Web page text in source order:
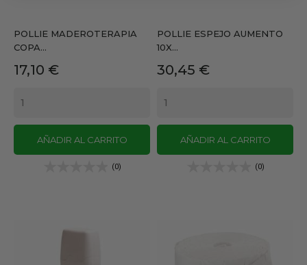
POLLIE MADEROTERAPIA
COPA...
Precio
17,10 €
AÑADIR AL CARRITO
(0)
POLLIE ESPEJO AUMENTO
10X...
Precio
30,45 €
AÑADIR AL CARRITO
(0)